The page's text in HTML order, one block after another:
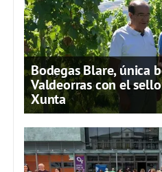
Bodegas Blare, única
Valdeorras con el
Xunta